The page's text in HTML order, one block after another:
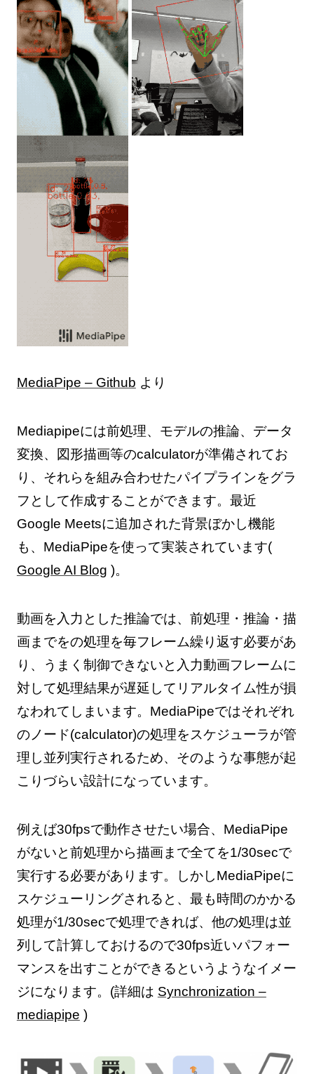
MediaPipe – Github より
Mediapipeには前処理、モデルの推論、データ
変換、図形描画等のcalculatorが準備されてお
り、それらを組み合わせたパイプラインをグラ
フとして作成することができます。最近
Google Meetsに追加された背景ぼかし機能
も、MediaPipeを使って実装されています(
Google AI Blog )。
動画を入力とした推論では、前処理・推論・描
画までをの処理を毎フレーム繰り返す必要があ
り、うまく制御できないと入力動画フレームに
対して処理結果が遅延してリアルタイム性が損
なわれてしまいます。MediaPipeではそれぞれ
のノード(calculator)の処理をスケジューラが管
理し並列実行されるため、そのような事態が起
こりづらい設計になっています。
例えば30fpsで動作させたい場合、MediaPipe
がないと前処理から描画まで全てを1/30secで
実行する必要があります。しかしMediaPipeに
スケジューリングされると、最も時間のかかる
処理が1/30secで処理できれば、他の処理は並
列して計算しておけるので30fps近いパフォー
マンスを出すことができるというようなイメー
ジになります。(詳細は Synchronization –
mediapipe )